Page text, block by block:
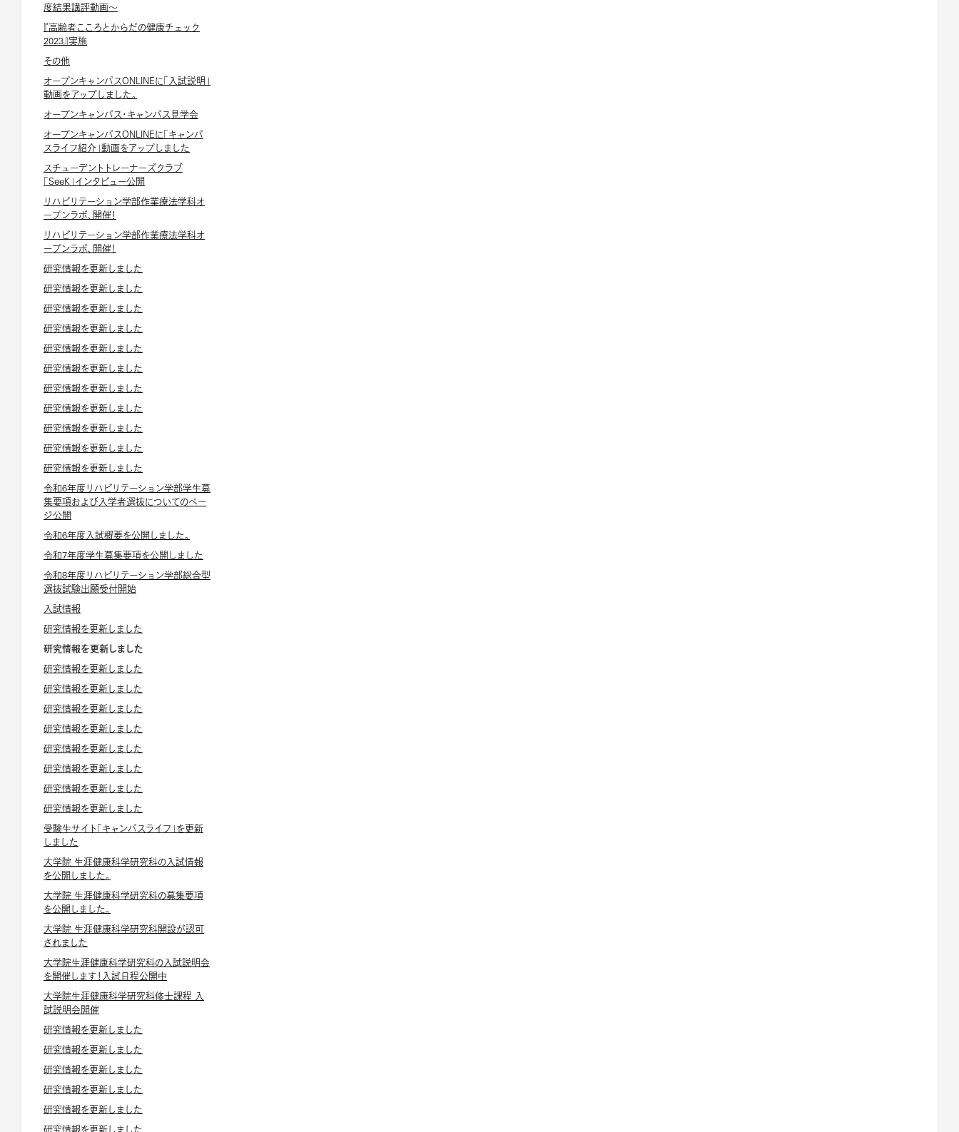
度結果講評動画～
『高齢者こころとからだの健康チェック
2023』実施
その他
オープンキャンパスONLINEに「入試説明」
動画をアップしました。
オープンキャンパス・キャンパス見学会
オープンキャンパスONLINEに「キャンパ
スライフ紹介」動画をアップしました
スチューデントトレーナーズクラブ
「SeeK」インタビュー公開
リハビリテーション学部作業療法学科オ
ープンラボ、開催！
リハビリテーション学部作業療法学科オ
ープンラボ、開催！
研究情報を更新しました
研究情報を更新しました
研究情報を更新しました
研究情報を更新しました
研究情報を更新しました
研究情報を更新しました
研究情報を更新しました
研究情報を更新しました
研究情報を更新しました
研究情報を更新しました
研究情報を更新しました
令和6年度リハビリテーション学部学生募
集要項および入学者選抜についてのペー
ジ公開
令和6年度入試概要を公開しました。
令和7年度学生募集要項を公開しました
令和8年度リハビリテーション学部総合型
選抜試験出願受付開始
入試情報
研究情報を更新しました
研究情報を更新しました
研究情報を更新しました
研究情報を更新しました
研究情報を更新しました
研究情報を更新しました
研究情報を更新しました
研究情報を更新しました
研究情報を更新しました
研究情報を更新しました
受験生サイト「キャンパスライフ」を更新
しました
大学院 生涯健康科学研究科の入試情報
を公開しました。
大学院 生涯健康科学研究科の募集要項
を公開しました。
大学院 生涯健康科学研究科開設が認可
されました
大学院生涯健康科学研究科の入試説明会
を開催します！入試日程公開中
大学院生涯健康科学研究科修士課程 入
試説明会開催
研究情報を更新しました
研究情報を更新しました
研究情報を更新しました
研究情報を更新しました
研究情報を更新しました
研究情報を更新しました